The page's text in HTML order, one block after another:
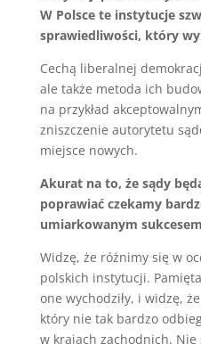
W Polsce te instytucje
sprawiedliwości, który
Cechą liberalnej
ale także metoda ich
na przykład
zniszczenie autorytetu
miejsce nowych.
Akurat na to, że sądy
poprawiać czekamy
umiarkowanym
Widzę, że różnimy się w
polskich instytucji.
one wychodziły, i widzę,
który nie tak bardzo
w krajach zachodnich.